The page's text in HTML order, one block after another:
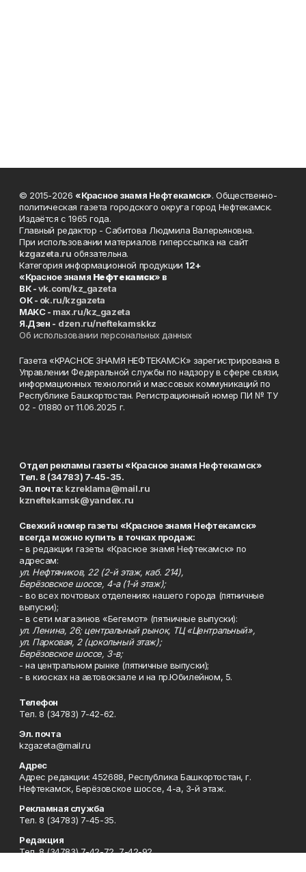
© 2015-2026 «Красное знамя Нефтекамск». Общественно-
политическая газета городского округа город Нефтекамск.
Издаётся с 1965 года.
Главный редактор - Сабитова Людмила Валерьяновна.
При использовании материалов гиперссылка на сайт
kzgazeta.ru обязательна.
Категория информационной продукции 12+
«Красное знамя Нефтекамск» в
ВК -vk.com/kz_gazeta
ОК - ok.ru/kzgazeta
MAKC - max.ru/kz_gazeta
Я.Дзен - dzen.ru/neftekamskkz
Об использовании персональных данных
Газета «КРАСНОЕ ЗНАМЯ НЕФТЕКАМСК» зарегистрирована в
Управлении Федеральной службы по надзору в сфере связи,
информационных технологий и массовых коммуникаций по
Республике Башкортостан. Регистрационный номер ПИ № ТУ
02 - 01880 от 11.06.2025 г.
Отдел рекламы газеты «Красное знамя Нефтекамск»
Тел. 8 (34783) 7-45-35.
Эл. почта: kzreklama@mail.ru
kzneftekamsk@yandex.ru
Свежий номер газеты «Красное знамя Нефтекамск»
всегда можно купить в точках продаж:
- в редакции газеты «Красное знамя Нефтекамск» по
адресам:
ул. Нефтяников, 22 (2-й этаж, каб. 214),
Берёзовское шоссе, 4-а (1-й этаж);
- во всех почтовых отделениях нашего города (пятничные
выпуски);
- в сети магазинов «Бегемот» (пятничные выпуски):
ул. Ленина, 26; центральный рынок, ТЦ «Центральный»,
ул. Парковая, 2 (цокольный этаж);
Берёзовское шоссе, 3-в;
- на центральном рынке (пятничные выпуски);
- в киосках на автовокзале и на пр.Юбилейном, 5.
Телефон
Тел. 8 (34783) 7-42-62.
Эл. почта
kzgazeta@mail.ru
Адрес
Адрес редакции: 452688, Республика Башкортостан, г.
Нефтекамск, Берёзовское шоссе, 4-а, 3-й этаж.
Рекламная служба
Тел. 8 (34783) 7-45-35.
Редакция
Тел. 8 (34783) 7-42-72, 7-42-92..